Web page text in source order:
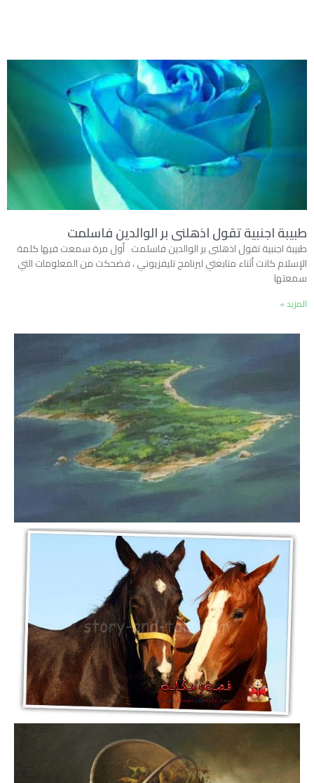
طبيبة اجنبية تقول اذهلنى بر الوالدين فاسلمت
طبيبة اجنبية تقول اذهلنى بر الوالدين فاسلمت أول مرة سمعت فيها كلمة
الإسلام كانت أثناء متابعتي لبرنامج تليفزيوني ، فضحكت من المعلومات التي
سمعتها
المزيد »